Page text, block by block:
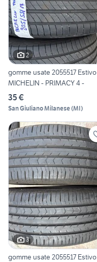
2
gomme usate 2055517 Estivo
MICHELIN - PRIMACY 4 -
35 €
San Giuliano Milanese(MI)
3
gomme usate 2055517 Estivo